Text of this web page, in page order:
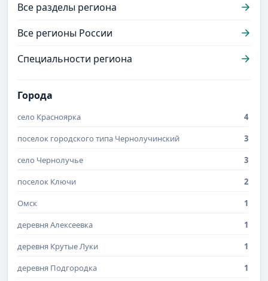
Все разделы региона
Все регионы России
Специальности региона
Города
село Красноярка
4
поселок городского типа Чернолучинский
3
село Чернолучье
3
поселок Ключи
2
Омск
1
деревня Алексеевка
1
деревня Крутые Луки
1
деревня Подгородка
1